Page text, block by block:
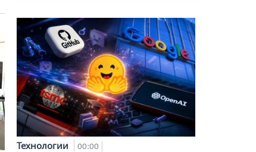
Технологии 00:00